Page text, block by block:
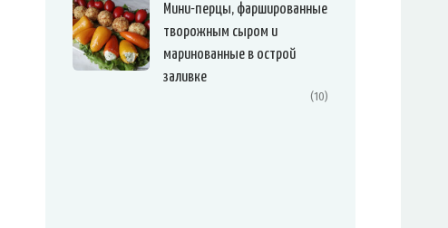
Мини-перцы, фаршированные
творожным сыром и
маринованные в острой
заливке
(10)